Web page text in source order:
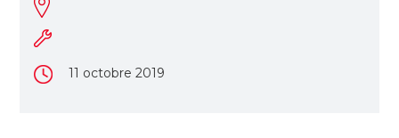
11 octobre 2019